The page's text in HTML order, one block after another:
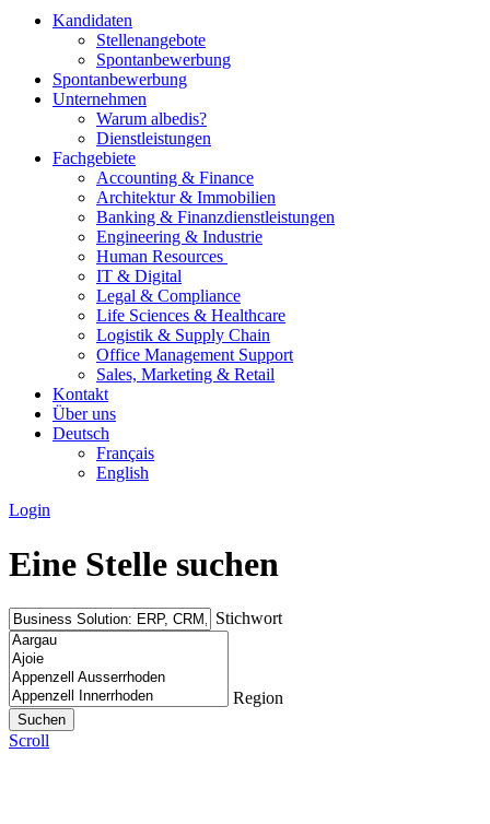
Kandidaten
Stellenangebote
Spontanbewerbung
Spontanbewerbung
Unternehmen
Warum albedis?
Dienstleistungen
Fachgebiete
Accounting & Finance
Architektur & Immobilien
Banking & Finanzdienstleistungen
Engineering & Industrie
Human Resources
IT & Digital
Legal & Compliance
Life Sciences & Healthcare
Logistik & Supply Chain
Office Management Support
Sales, Marketing & Retail
Kontakt
Über uns
Deutsch
Français
English
Login
Eine Stelle suchen
Stichwort
Region
Scroll